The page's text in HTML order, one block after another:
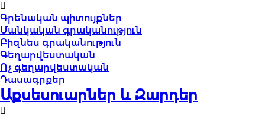
Գրենական պիտույքներ
Մանկական գրականություն
Բիզնես գրականություն
Գեղարվեստական
Ոչ գեղարվեստական
Դասագրքեր
Աքսեսուարներ և Զարդեր